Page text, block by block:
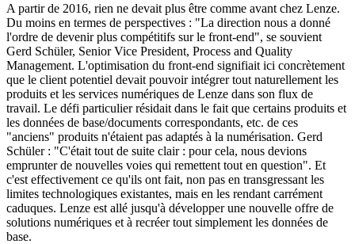
A partir de 2016, rien ne devait plus être comme avant chez Lenze.
Du moins en termes de perspectives : "La direction nous a donné
l'ordre de devenir plus compétitifs sur le front-end", se souvient
Gerd Schüler, Senior Vice President, Process and Quality
Management. L'optimisation du front-end signifiait ici concrètement
que le client potentiel devait pouvoir intégrer tout naturellement les
produits et les services numériques de Lenze dans son flux de
travail. Le défi particulier résidait dans le fait que certains produits et
les données de base/documents correspondants, etc. de ces
"anciens" produits n'étaient pas adaptés à la numérisation. Gerd
Schüler : "C'était tout de suite clair : pour cela, nous devions
emprunter de nouvelles voies qui remettent tout en question". Et
c'est effectivement ce qu'ils ont fait, non pas en transgressant les
limites technologiques existantes, mais en les rendant carrément
caduques. Lenze est allé jusqu'à développer une nouvelle offre de
solutions numériques et à recréer tout simplement les données de
base.